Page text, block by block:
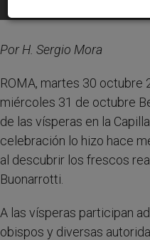
Por H. Sergio Mora
ROMA, martes 30 octubre
miércoles 31 de octubre
de las vísperas en la
celebración lo hizo hace
al descubrir los frescos
Buonarrotti.
A las vísperas participan
obispos y diversas